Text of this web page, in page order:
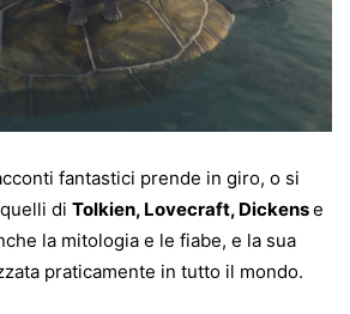
fantastici prende in giro, o si
di Tolkien, Lovecraft, Dickense
la mitologia e le fiabe, e la sua
praticamente in tutto il mondo.